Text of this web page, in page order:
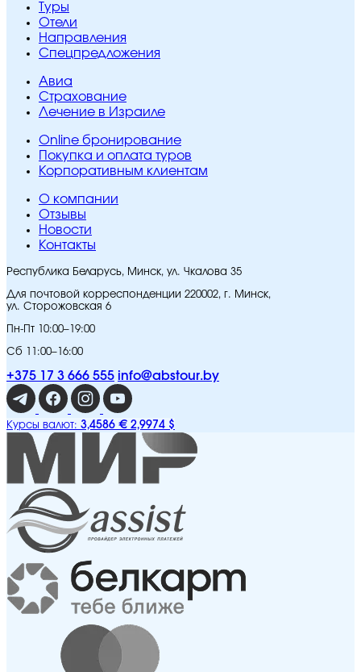
Туры
Отели
Направления
Спецпредложения
Авиа
Страхование
Лечение в Израиле
Online бронирование
Покупка и оплата туров
Корпоративным клиентам
O компании
Отзывы
Новости
Контакты
Республика Беларусь, Минск, ул. Чкалова 35
Для почтовой корреспонденции 220002, г. Минск,
ул. Сторожовская 6
Пн-Пт 10:00–19:00
Сб 11:00–16:00
+375 17 3 666 555 info@abstour.by
Курсы валют: 3,4586 € 2,9974 $